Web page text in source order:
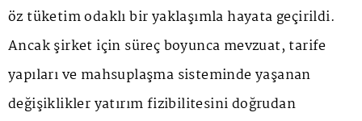
öz tüketim odaklı bir yaklaşımla hayata geçirildi.
Ancak şirket için süreç boyunca mevzuat, tarife
yapıları ve mahsuplaşma sisteminde yaşanan
değişiklikler yatırım fizibilitesini doğrudan